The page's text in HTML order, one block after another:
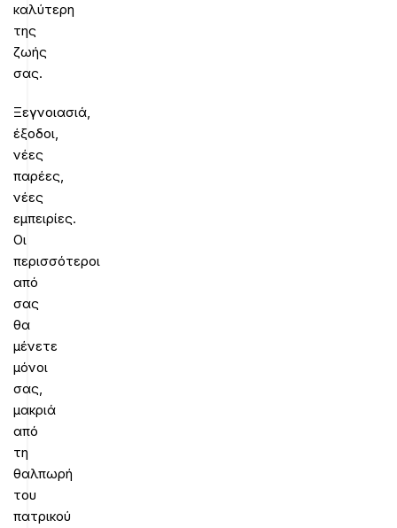
καλύτερη
της
ζωής
σας.
Ξεγνοιασιά,
έξοδοι,
νέες
παρέες,
νέες
εμπειρίες.
Οι
περισσότεροι
από
σας
θα
μένετε
μόνοι
σας,
μακριά
από
τη
θαλπωρή
του
πατρικού